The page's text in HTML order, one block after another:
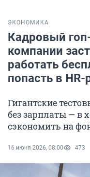
ЭКОНОМИКА
Кадровый
компании
работать
попасть в HR-
Гигантские
без зарплаты — в
сэкономить на
16 июня 2026, 08:00 473